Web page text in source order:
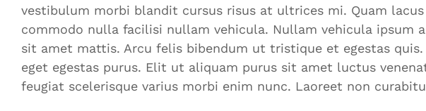
vestibulum morbi blandit cursus risus at ultrices mi. Quam
commodo nulla facilisi nullam vehicula. Nullam vehicula ipsum
sit amet mattis. Arcu felis bibendum ut tristique et egestas
eget egestas purus. Elit ut aliquam purus sit amet luctus
feugiat scelerisque varius morbi enim nunc. Laoreet non